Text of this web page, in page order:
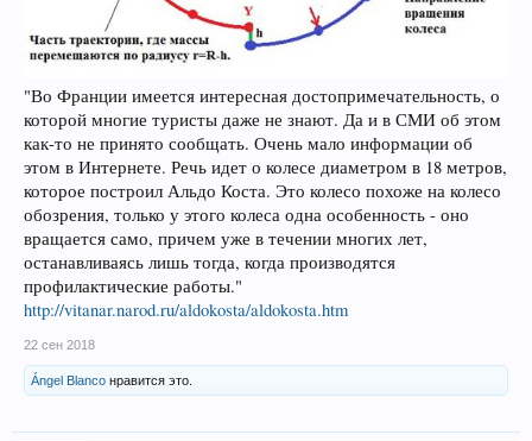
"Во Франции имеется интересная достопримечательность, о
которой многие туристы даже не знают. Да и в СМИ об этом
как-то не принято сообщать. Очень мало информации об
этом в Интернете. Речь идет о колесе диаметром в 18 метров,
которое построил Альдо Коста. Это колесо похоже на колесо
обозрения, только у этого колеса одна особенность - оно
вращается само, причем уже в течении многих лет,
останавливаясь лишь тогда, когда производятся
профилактические работы."
http://vitanar.narod.ru/aldokosta/aldokosta.htm
22 сен 2018
Ángel Blanco нравится это.